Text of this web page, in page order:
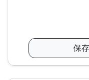
保